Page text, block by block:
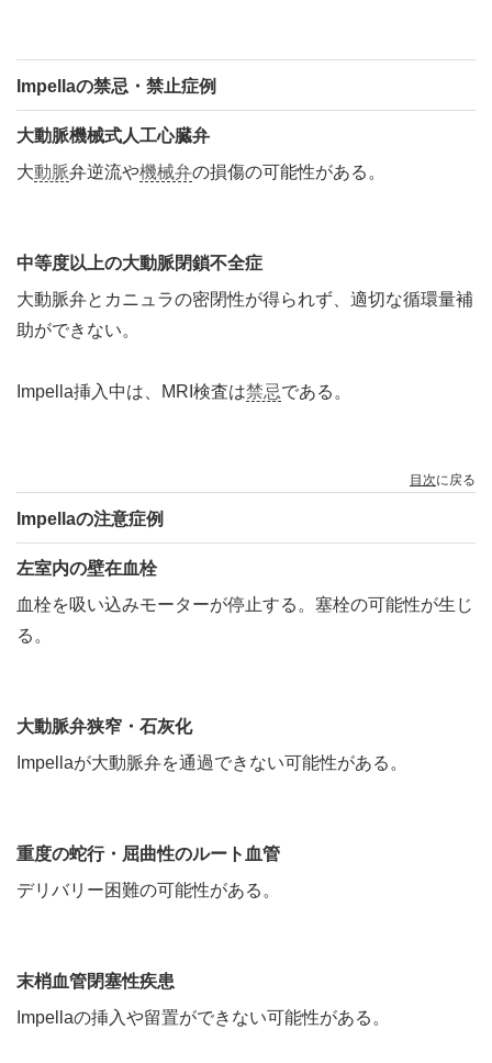
Impellaの禁忌・禁止症例
大動脈機械式人工心臓弁
大動脈弁逆流や機械弁の損傷の可能性がある。
中等度以上の大動脈閉鎖不全症
大動脈弁とカニュラの密閉性が得られず、適切な循環量補
助ができない。
Impella挿入中は、MRI検査は禁忌である。
目次に戻る
Impellaの注意症例
左室内の壁在血栓
血栓を吸い込みモーターが停止する。塞栓の可能性が生じ
る。
大動脈弁狭窄・石灰化
Impellaが大動脈弁を通過できない可能性がある。
重度の蛇行・屈曲性のルート血管
デリバリー困難の可能性がある。
末梢血管閉塞性疾患
Impellaの挿入や留置ができない可能性がある。